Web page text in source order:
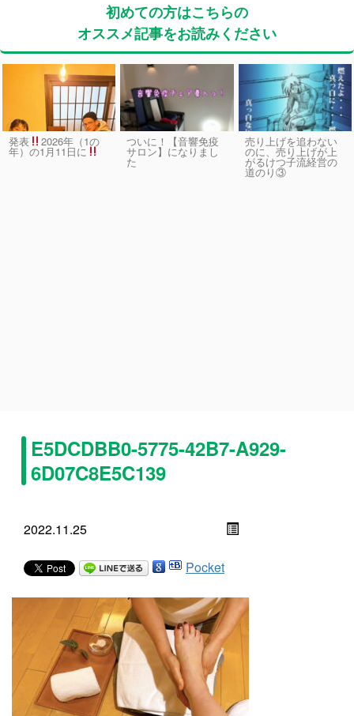
初めての方はこちらの
オススメ記事をお読みください
発表 2026年（1の
年）の1月11日に
ついに！【音響免疫
サロン】になりまし
た
売り上げを追わない
のに、売り上げが上
がるけつ子流経営の
道のり③
E5DCDBB0-5775-42B7-A929-
6D07C8E5C139
2022.11.25
Pocket